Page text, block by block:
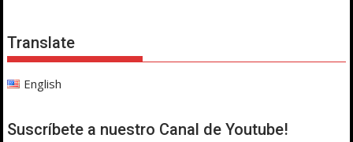
Translate
English
Suscríbete a nuestro Canal de Youtube!